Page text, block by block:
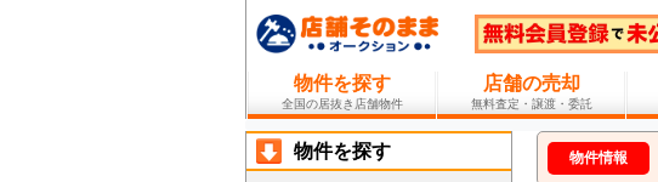
物件を探す
全国の居抜き店舗物件
店舗の売却
無料査定・譲渡・委託
物件情報
物件を探す